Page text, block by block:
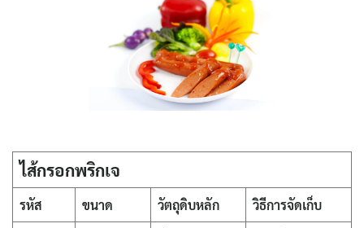
ไส้กรอกพริกเจ
รหัส ขนาด วัตถุดิบหลัก
วิธีการจัดเก็บ